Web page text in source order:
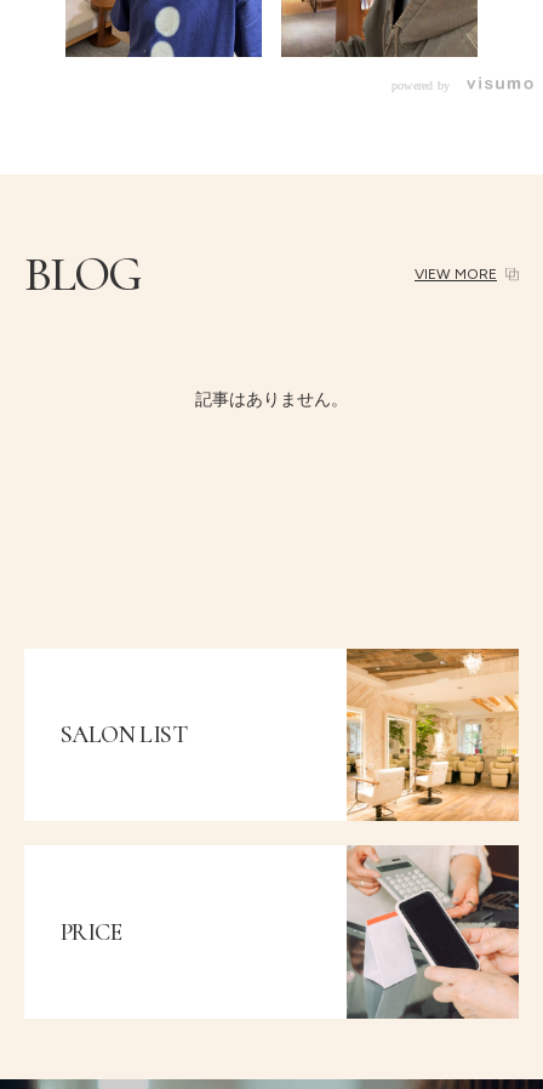
powered by
BLOG VIEW MORE
記事はありません。
SALON LIST
PRICE